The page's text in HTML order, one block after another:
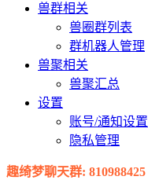
兽群相关
兽圈群列表
群机器人管理
兽聚相关
兽聚汇总
设置
账号/通知设置
隐私管理
趣绮梦聊天群: 810988425